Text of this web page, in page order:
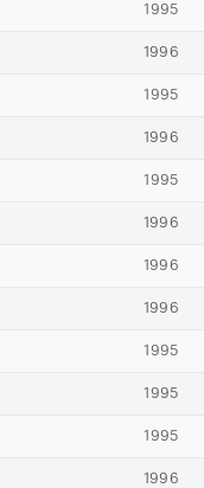
1995
1996
1995
1996
1995
1996
1996
1996
1995
1995
1995
1996